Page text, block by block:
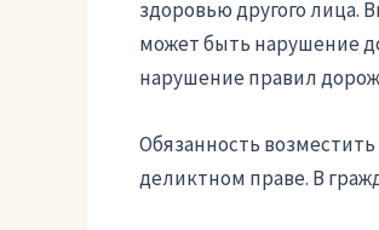
здоровью другого
может быть нарушение
нарушение правил
Обязанность
деликтном праве. В